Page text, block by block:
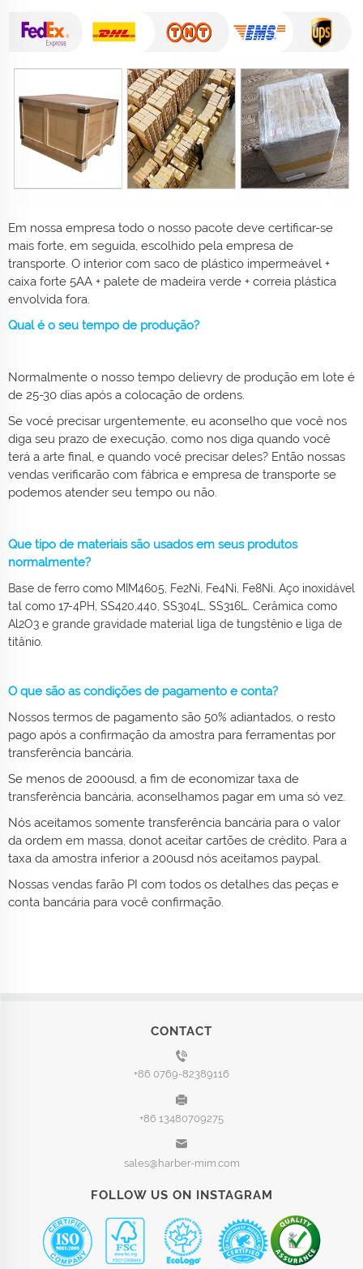
Em nossa empresa todo o nosso pacote deve certificar-se
mais forte, em seguida, escolhido pela empresa de
transporte. O interior com saco de plástico impermeável +
caixa forte 5AA + palete de madeira verde + correia plástica
envolvida fora.
Qual é o seu tempo de produção?
Normalmente o nosso tempo delievry de produção em lote é
de 25-30 dias após a colocação de ordens.
Se você precisar urgentemente, eu aconselho que você nos
diga seu prazo de execução, como nos diga quando você
terá a arte final, e quando você precisar deles? Então nossas
vendas verificarão com fábrica e empresa de transporte se
podemos atender seu tempo ou não.
Que tipo de materiais são usados em seus produtos
normalmente?
Base de ferro como MIM4605, Fe2Ni, Fe4Ni, Fe8Ni. Aço inoxidável
tal como 17-4PH, SS420,440, SS304L, SS316L. Cerâmica como
Al2O3 e grande gravidade material liga de tungstênio e liga de
titânio.
O que são as condições de pagamento e conta?
Nossos termos de pagamento são 50% adiantados, o resto
pago após a confirmação da amostra para ferramentas por
transferência bancária.
Se menos de 2000usd, a fim de economizar taxa de
transferência bancária, aconselhamos pagar em uma só vez.
Nós aceitamos somente transferência bancária para o valor
da ordem em massa, donot aceitar cartões de crédito. Para a
taxa da amostra inferior a 200usd nós aceitamos paypal.
Nossas vendas farão PI com todos os detalhes das peças e
conta bancária para você confirmação.
CONTACT
+86 0769-82389116
+86 13480709275
sales@harber-mim.com
FOLLOW US ON INSTAGRAM